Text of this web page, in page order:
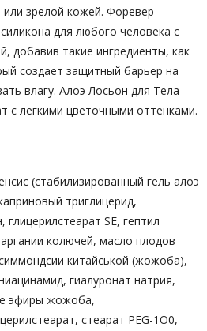
или зрелой кожей. Форевер
для любого человека с
добавив такие ингредиенты, как
создает защитный барьер на
влагу. Алоэ Лосьон для Тела
с легкими цветочными оттенками.
(стабилизированный гель алоэ
триглицерид,
SE, гептил
колючей, масло плодов
китайськой (жожоба),
гиалуронат натрия,
эфиры жожоба,
стеарат PEG-1O0,